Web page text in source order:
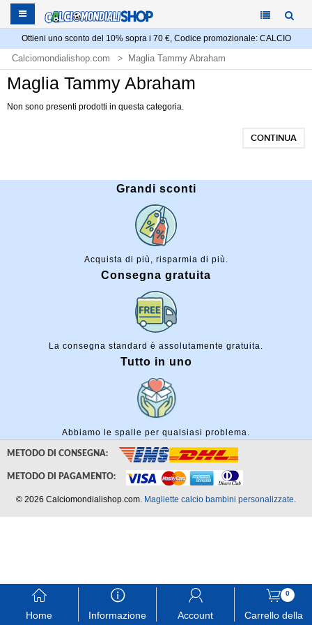
Ottieni uno sconto del 10% sopra i 70 €, Codice promozionale: CALCIO
Calciomondialishop.com Maglia Tammy Abraham
Maglia Tammy Abraham
Non sono presenti prodotti in questa categoria.
CONTINUA
Grandi sconti
Acquista di più, risparmia di più.
Consegna gratuita
La consegna standard è assolutamente gratuita.
Tutto in uno
Abbiamo le spalle per qualsiasi problema.
󰃱
Home
󰈢
Informazione
󰃳
Account
0
󰃦
Carrello della
METODO DI CONSEGNA:
METODO DI PAGAMENTO:
© 2026 Calciomondialishop.com. Magliette calcio bambini personalizzate.